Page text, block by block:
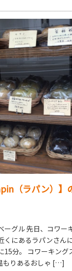
（ラパン）】
グル 先日、コワー
にあるラパンさん
15分。 コワーキング
もりあるおしゃ […]